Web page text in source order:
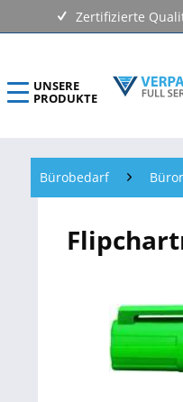
Zertifizierte
UNSERE
PRODUKTE
ECOLINE
Verpackungen
Versandtaschen
Beutel & Folien
Bürobedarf